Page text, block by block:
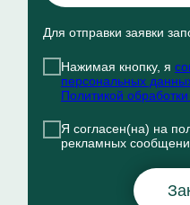
Для отправки заявки
Нажимая кнопку, я
персональных
Политикой
Я согласен(на) на
рекламных